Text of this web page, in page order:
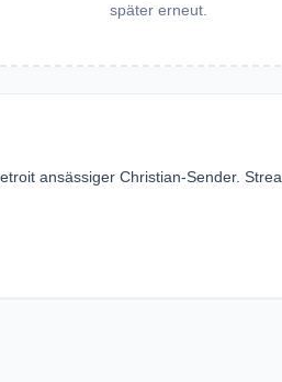
später erneut.
ansässiger Christian-Sender.